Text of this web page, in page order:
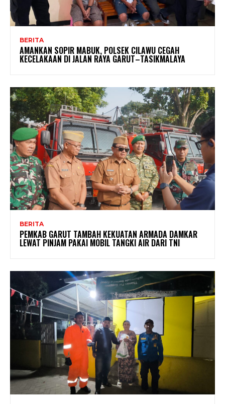
BERITA
AMANKAN SOPIR MABUK, POLSEK CILAWU CEGAH
KECELAKAAN DI JALAN RAYA GARUT–TASIKMALAYA
BERITA
PEMKAB GARUT TAMBAH KEKUATAN ARMADA DAMKAR
LEWAT PINJAM PAKAI MOBIL TANGKI AIR DARI TNI